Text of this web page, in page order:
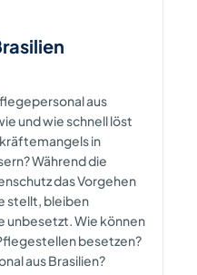
aus
und wie schnell löst
in
Während die
das Vorgehen
stellt, bleiben
unbesetzt. Wie können
besetzen?
aus Brasilien?